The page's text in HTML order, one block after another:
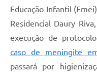
Educação Infantil
Residencial Daury
execução de
caso de meningite
passará por